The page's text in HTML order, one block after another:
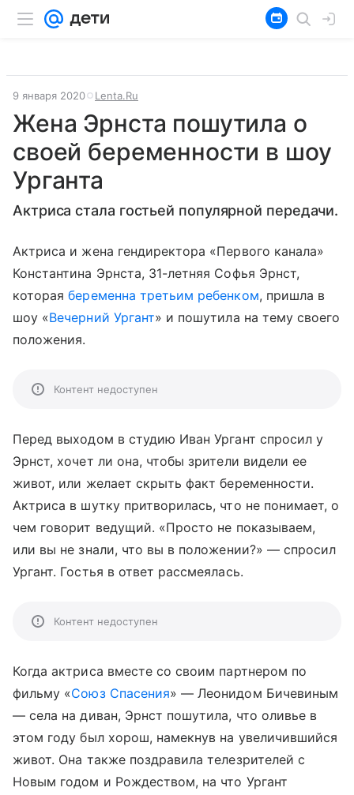
9 января 2020 Lenta.Ru
Жена Эрнста пошутила о
своей беременности в шоу
Урганта
Актриса стала гостьей популярной передачи.
Актриса и жена гендиректора «Первого канала»
Константина Эрнста, 31-летняя Софья Эрнст,
котораябеременна третьим ребенком, пришла в
шоу «Вечерний Ургант» и пошутила на тему своего
положения.
Контент недоступен
Перед выходом в студию Иван Ургант спросил у
Эрнст, хочет ли она, чтобы зрители видели ее
живот, или желает скрыть факт беременности.
Актриса в шутку притворилась, что не понимает, о
чем говорит ведущий. «Просто не показываем,
или вы не знали, что вы в положении?» — спросил
Ургант. Гостья в ответ рассмеялась.
Контент недоступен
Когда актриса вместе со своим партнером по
фильму «Союз Спасения» — Леонидом Бичевиным
— села на диван, Эрнст пошутила, что оливье в
этом году был хорош, намекнув на увеличившийся
живот. Она также поздравила телезрителей с
Новым годом и Рождеством, на что Ургант